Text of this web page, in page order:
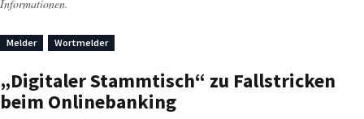
Informationen.
Melder Wortmelder
„Digitaler Stammtisch“ zu Fallstricken
beim Onlinebanking